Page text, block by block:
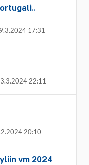
9.3.2024 17:31
3.3.2024 22:11
20:10
vm 2024